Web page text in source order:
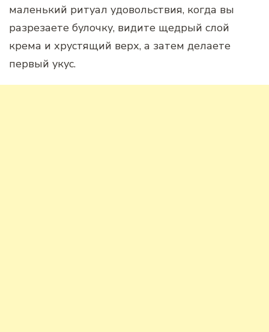
маленький ритуал удовольствия, когда вы
разрезаете булочку, видите щедрый слой
крема и хрустящий верх, а затем делаете
первый укус.